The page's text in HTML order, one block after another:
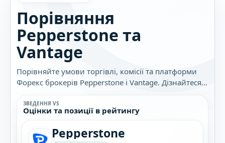
Порівняння
Pepperstone та
Vantage
Порівняйте умови торгівлі, комісії та платформи
Форекс брокерів Pepperstone і Vantage. Дізнайтеся,
який брокер найкраще підходить саме вам.
ЗВЕДЕННЯ VS
Оцінки та позиції в рейтингу
Pepperstone